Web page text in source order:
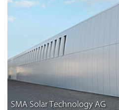
SMA Solar Technology AG